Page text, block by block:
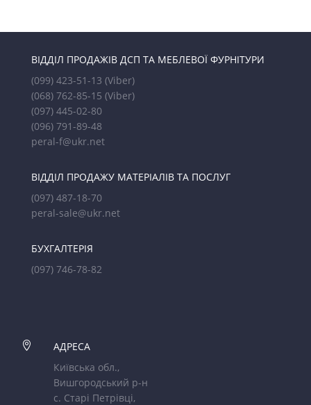
ВІДДІЛ ПРОДАЖІВ ДСП ТА МЕБЛЕВОЇ ФУРНІТУРИ
(099) 423-51-13 (Viber)
(068) 762-85-15 (Viber)
(097) 445-02-80
(096) 791-89-48
peral-f@ukr.net
ВІДДІЛ ПРОДАЖУ МАТЕРІАЛІВ ТА ПОСЛУГ
(097) 487-18-70
peral-sale@ukr.net
БУХГАЛТЕРІЯ
(097) 746-78-82

АДРЕСА
Київська обл.,
Вишгородський р-н
с. Старі Петрівці,